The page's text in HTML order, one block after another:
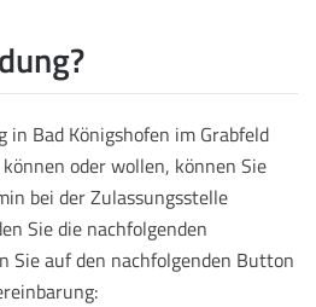
in Bad Königshofen im Grabfeld
oder wollen, können Sie
bei der Zulassungsstelle
Sie die nachfolgenden
Sie auf den nachfolgenden Button